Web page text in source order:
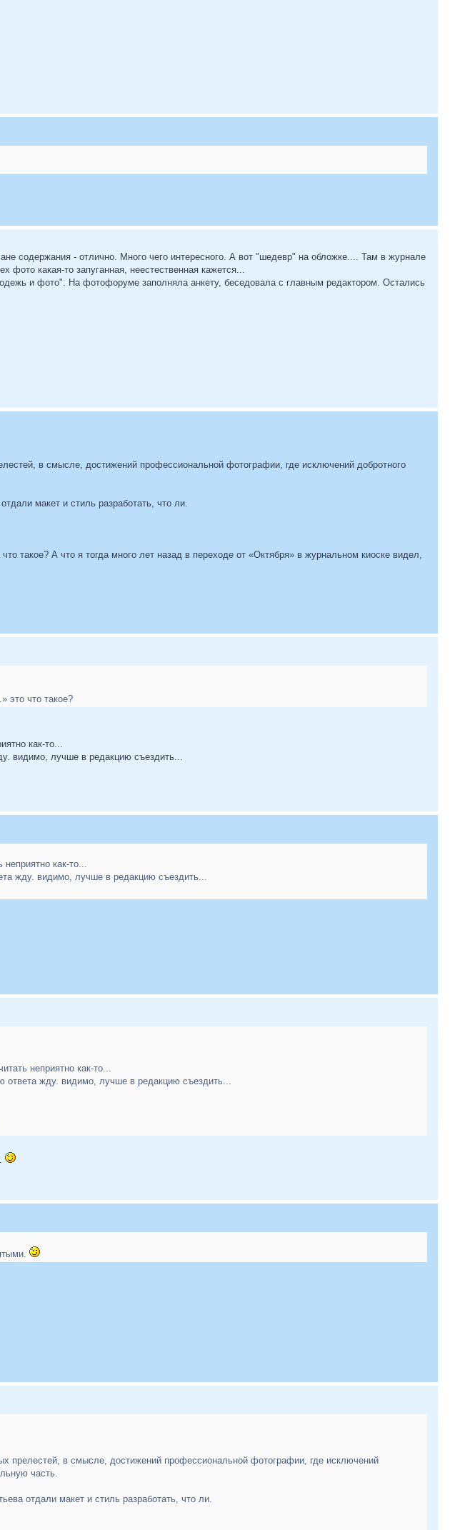
содержания - отлично. Много чего интересного. А вот "шедевр" на обложке.... Там в журнале
фото какая-то запуганная, неестественная кажется...
и фото". На фотофоруме заполняла анкету, беседовала с главным редактором. Остались
в смысле, достижений профессиональной фотографии, где исключений добротного
макет и стиль разработать, что ли.
такое? А что я тогда много лет назад в переходе от «Октября» в журнальном киоске видел,
это что такое?
как-то...
видимо, лучше в редакцию съездить...
как-то...
жду. видимо, лучше в редакцию съездить...
неприятно как-то...
ответа жду. видимо, лучше в редакцию съездить...
прелестей, в смысле, достижений профессиональной фотографии, где исключений
часть.
отдали макет и стиль разработать, что ли.